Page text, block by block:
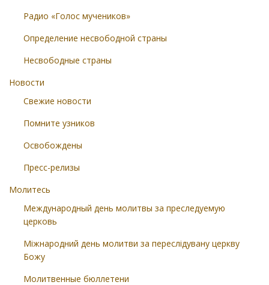
Радио «Голос мучеников»
Определение несвободной страны
Несвободные страны
Новости
Свежие новости
Помните узников
Освобождены
Пресс-релизы
Молитесь
Международный день молитвы за преследуемую
церковь
Міжнародний день молитви за переслідувану церкву
Божу
Молитвенные бюллетени